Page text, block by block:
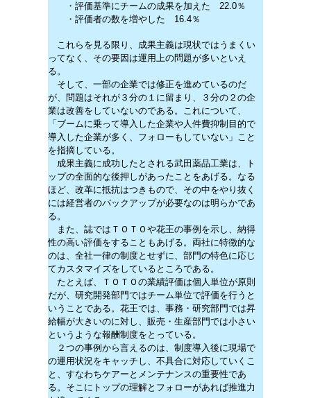
・評価基準にチームの成果を加えた 22.0％
・評価者の数を増やした 16.4％
これらを見る限り、成果主義は現状ではうまくい
ってなく、その要因は運用上の問題が多いといえ
る。
そして、一部の企業では修正を進めているのだ
が、問題はそれが３分の１に留まり、３分の２の企
業は改善をしていないのである。これについて、
「ブームに乗って導入した企業や人件費抑制目的で
導入した企業が多く、フォローもしていない」こと
を指摘している。
成果主義に成功したとされる武田薬品工業は、ト
ップの全面的な後押しがあったことをあげる。なる
ほど、改革に抵抗はつきもので、その中をやり抜く
には経営者のバックアップが必要なのは明らかであ
る。
また、誌ではＴＯＴＯや花王の事例を示し、納得
性の高い評価をすることもあげる。両社に特徴的な
のは、全社一律の制度とせずに、部門の特色に応じ
てカスタマイズをしているところである。
たとえば、ＴＯＴＯの業績評価は個人単位が原則
だが、研究開発部門ではチーム単位で評価を行うと
いうことである。花王では、事務・研究部門では昇
給幅が大きいのに対し、販売・生産部門では小さい
というような報酬制度をとっている。
２つの事例から言えるのは、制度導入後に現場で
の運用状況をキャッチし、不具合に対応していくこ
と、すなわちケアーとメンテナンスの重要性であ
る。そこにトップの理解とフォローがあれば推進力